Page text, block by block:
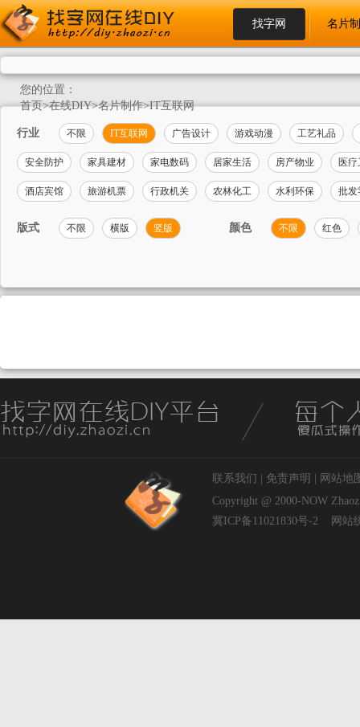
找字网 名片
您的位置：
首页>在线DIY>名片制作>IT互联网
行业 不限 IT互联网 广告设计 游戏动漫 工艺礼品
安全防护 家具建材 家电数码 居家生活 房产物业 医
酒店宾馆 旅游机票 行政机关 农林化工 水利环保 批发
版式 不限 横版 竖版 颜色 不限 红色
联系我们 免责声明
网站地
Copyright @ 2000-NOW
冀ICP备11021830号-2
网站